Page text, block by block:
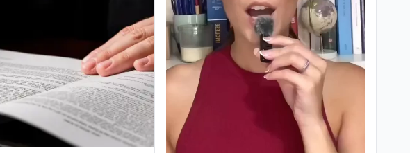
“Noi siamo le Scuole”:
sport e musica a San